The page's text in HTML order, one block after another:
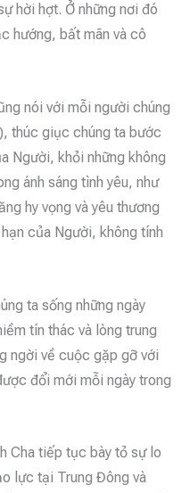
hời hợt. Ở những nơi đó
hướng, bất mãn và cô
nói với mỗi người chúng
thúc giục chúng ta bước
Người, khỏi những không
ánh sáng tình yêu, như
hy vọng và yêu thương
của Người, không tính
ta sống những ngày
tín thác và lòng trung
ngời về cuộc gặp gỡ với
đổi mới mỗi ngày trong
Cha tiếp tục bày tỏ sự lo
lực tại Trung Đông và